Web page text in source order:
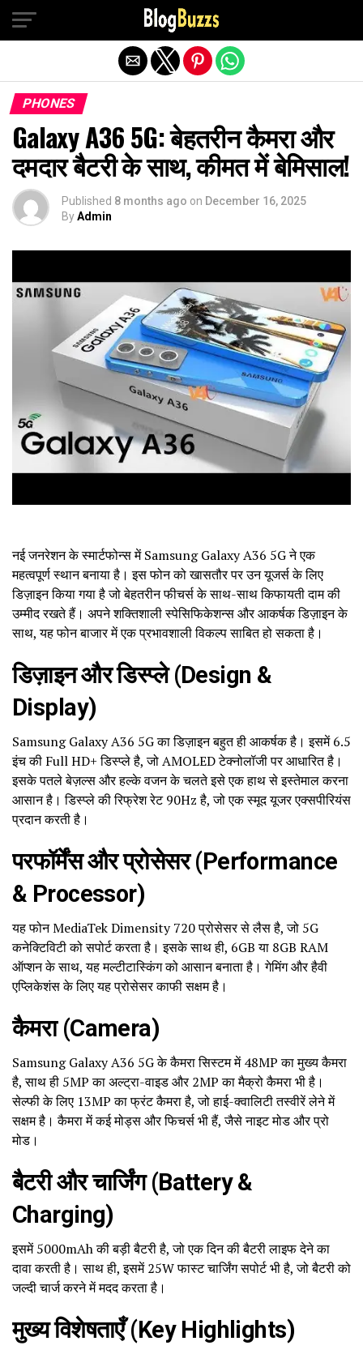
PHONES
Galaxy A36 5G: बेहतरीन कैमरा और
दमदार बैटरी के साथ, कीमत में बेमिसाल!
Published 8 months ago on December 16, 2025
ByAdmin
नई जनरेशन के स्मार्टफोन्स में Samsung Galaxy A36 5G ने एक
महत्वपूर्ण स्थान बनाया है। इस फोन को खासतौर पर उन यूजर्स के लिए
डिज़ाइन किया गया है जो बेहतरीन फीचर्स के साथ-साथ किफायती दाम की
उम्मीद रखते हैं। अपने शक्तिशाली स्पेसिफिकेशन्स और आकर्षक डिज़ाइन के
साथ, यह फोन बाजार में एक प्रभावशाली विकल्प साबित हो सकता है।
डिज़ाइन और डिस्प्ले (Design &
Display)
Samsung Galaxy A36 5G का डिज़ाइन बहुत ही आकर्षक है। इसमें 6.5
इंच की Full HD+ डिस्प्ले है, जो AMOLED टेक्नोलॉजी पर आधारित है।
इसके पतले बेज़ल्स और हल्के वजन के चलते इसे एक हाथ से इस्तेमाल करना
आसान है। डिस्प्ले की रिफ्रेश रेट 90Hz है, जो एक स्मूद यूजर एक्सपीरियंस
प्रदान करती है।
परफॉर्मेंस और प्रोसेसर (Performance
& Processor)
यह फोन MediaTek Dimensity 720 प्रोसेसर से लैस है, जो 5G
कनेक्टिविटी को सपोर्ट करता है। इसके साथ ही, 6GB या 8GB RAM
ऑप्शन के साथ, यह मल्टीटास्किंग को आसान बनाता है। गेमिंग और हैवी
एप्लिकेशंस के लिए यह प्रोसेसर काफी सक्षम है।
कैमरा (Camera)
Samsung Galaxy A36 5G के कैमरा सिस्टम में 48MP का मुख्य कैमरा
है, साथ ही 5MP का अल्ट्रा-वाइड और 2MP का मैक्रो कैमरा भी है।
सेल्फी के लिए 13MP का फ्रंट कैमरा है, जो हाई-क्वालिटी तस्वीरें लेने में
सक्षम है। कैमरा में कई मोड्स और फिचर्स भी हैं, जैसे नाइट मोड और प्रो
मोड।
बैटरी और चार्जिंग (Battery &
Charging)
इसमें 5000mAh की बड़ी बैटरी है, जो एक दिन की बैटरी लाइफ देने का
दावा करती है। साथ ही, इसमें 25W फास्ट चार्जिंग सपोर्ट भी है, जो बैटरी को
जल्दी चार्ज करने में मदद करता है।
मुख्य विशेषताएँ (Key Highlights)
Exit mobile version